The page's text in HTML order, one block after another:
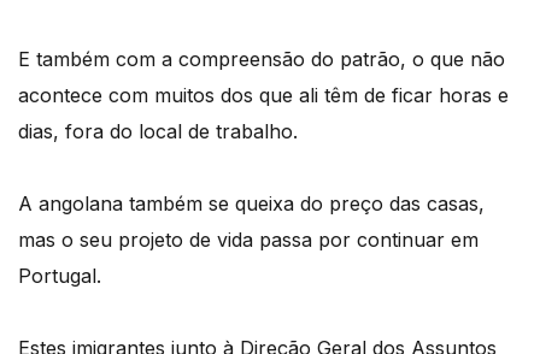
E também com a compreensão do patrão, o que não
acontece com muitos dos que ali têm de ficar horas e
dias, fora do local de trabalho.
A angolana também se queixa do preço das casas,
mas o seu projeto de vida passa por continuar em
Portugal.
Estes imigrantes junto à Direção Geral dos Assuntos